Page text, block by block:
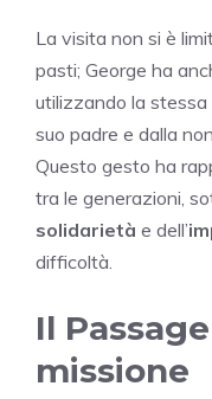
La visita non si è
pasti; George ha
utilizzando la
suo padre e dalla
Questo gesto ha
tra le generazioni,
solidarietà e dell’
difficoltà.
Il
missione